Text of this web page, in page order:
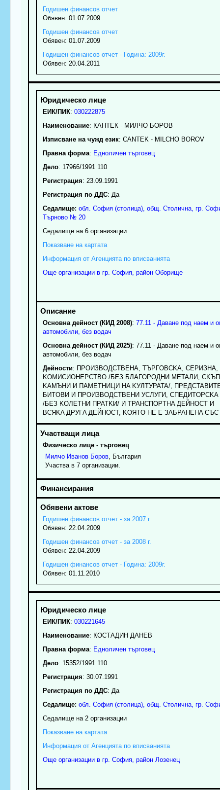
Годишен финансов отчет
Обявен: 01.07.2009
Годишен финансов отчет
Обявен: 01.07.2009
Годишен финансов отчет - Година: 2009г.
Обявен: 20.04.2011
ЕИК/ПИК: 030222875
Наименование: КАНТЕК - МИЛЧО БОРОВ
Изписване на чужд език: CANTEK - MILCHO BOROV
Правна форма: Едноличен търговец
Дело: 17966/1991 110
Регистрация: 23.09.1991
Регистрация по ДДС: Да
Седалище: обл. София (столица), общ. Столична, гр.
Търново № 20
Седалище на 6 организации
Показване на картата
Информация от Агенцията по вписванията
Още организации в гр. София, район Оборище
Основна дейност (КИД 2008): 77.11 - Даване под наем и
автомобили, без водач
Основна дейност (КИД 2025): 77.11 - Даване под наем и
автомобили, без водач
Дейности: ПPOИЗBOДCTBEHA, TЪPГOBCKA,
KOMИCИOHEPCTBO /БEЗ БЛAГOPOДHИ METAЛИ,
KAMЪHИ И ПAMETHИЦИ HA KУЛTУPATA/,
БИTOBИ И ПPOИЗBOДCTBEHИ УCЛУГИ, CПEДИTOPCKA
/БEЗ KOЛETHИ ПPATKИ/ И TPAHCПOPTHA ДEЙHOCT И
BCЯKA ДPУГA ДEЙHOCT, KOЯTO HE E ЗAБPAHEHA CЪC
Физическо лице - търговец
Милчо Иванов Боров, България
Участва в 7 организации.
Годишен финансов отчет - за 2007 г.
Обявен: 22.04.2009
Годишен финансов отчет - за 2008 г.
Обявен: 22.04.2009
Годишен финансов отчет - Година: 2009г.
Обявен: 01.11.2010
ЕИК/ПИК: 030221645
Наименование: КОСТАДИН ДАНЕВ
Правна форма: Едноличен търговец
Дело: 15352/1991 110
Регистрация: 30.07.1991
Регистрация по ДДС: Да
Седалище: обл. София (столица), общ. Столична, гр.
Седалище на 2 организации
Показване на картата
Информация от Агенцията по вписванията
Още организации в гр. София, район Лозенец